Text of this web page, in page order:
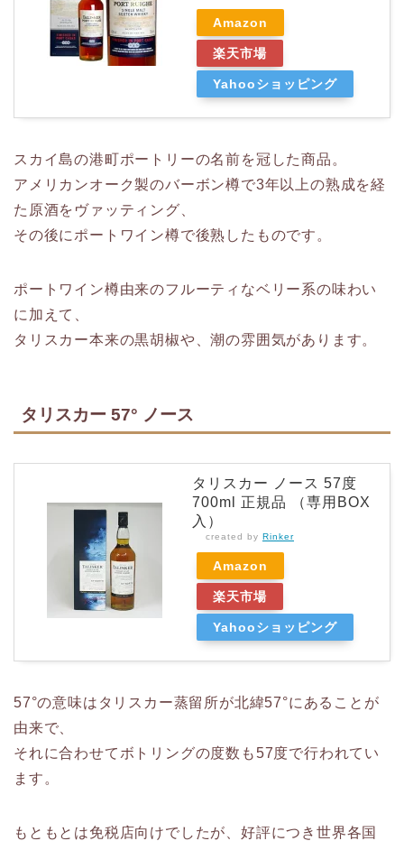
Amazon
楽天市場
Yahooショッピング
スカイ島の港町ポートリーの名前を冠した商品。
アメリカンオーク製のバーボン樽で3年以上の熟成を経
た原酒をヴァッティング、
その後にポートワイン樽で後熟したものです。
ポートワイン樽由来のフルーティなベリー系の味わい
に加えて、
タリスカー本来の黒胡椒や、潮の雰囲気があります。
タリスカー 57° ノース
タリスカー ノース 57度
700ml 正規品 （専用BOX
入）
created by Rinker
Amazon
楽天市場
Yahooショッピング
57°の意味はタリスカー蒸留所が北緯57°にあることが
由来で、
それに合わせてボトリングの度数も57度で行われてい
ます。
もともとは免税店向けでしたが、好評につき世界各国